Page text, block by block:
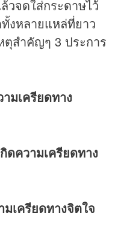
วจดใส่กระดาษไว้
งหลายแหล่ที่ยาว
ตุสำคัญๆ 3 ประการ
มเครียดทาง
ดความเครียดทาง
เครียดทางจิตใจ